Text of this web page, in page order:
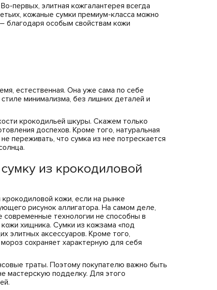
первых, элитная кожгалантерея всегда
кожаные сумки премиум-класса можно
благодаря особым свойствам кожи
естественная. Она уже сама по себе
минимализма, без лишних деталей и
крокодильей шкуры. Скажем только
доспехов. Кроме того, натуральная
переживать, что сумка из нее потрескается
из крокодиловой
кожи, если на рынке
рисунок аллигатора. На самом деле,
технологии не способны в
хищника. Сумки из кожзама «под
элитных аксессуаров. Кроме того,
сохраняет характерную для себя
траты. Поэтому покупателю важно быть
мастерскую подделку. Для этого